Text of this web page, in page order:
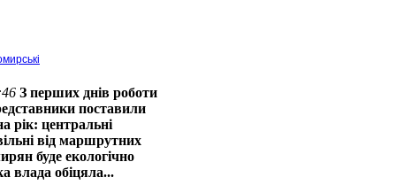
З перших днів роботи
поставили
рік: центральні
від маршрутних
буде екологічно
влада обіцяла...